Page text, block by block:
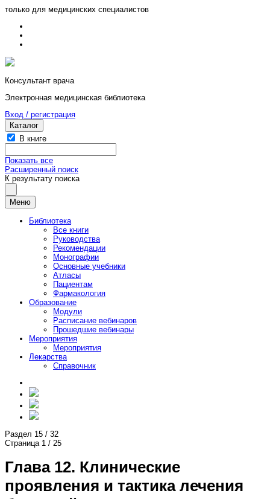
только для медицинских специалистов
Консультант врача
Электронная медицинская библиотека
Вход / регистрация
Каталог
В книге
Показать все
Расширенный поиск
К результату поиска
Меню
Библиотека
Все книги
Руководства
Рекомендации
Монографии
Основные учебники
Атласы
Пациентам
Фармакология
Образование
Модули
Расписание вебинаров
Прошедшие вебинары
Мероприятия
Мероприятия
Лекарства
Справочник
Раздел 15 / 32
Страница 1 / 25
Глава 12. Клинические
проявления и тактика лечения